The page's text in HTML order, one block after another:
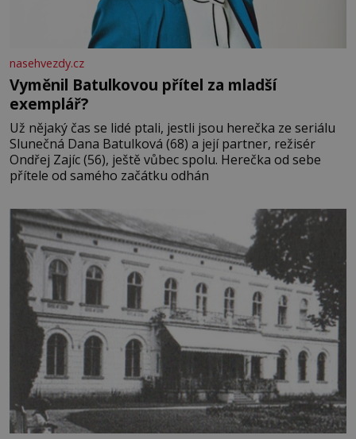
nasehvezdy.cz
Vyměnil Batulkovou přítel za mladší
exemplář?
Už nějaký čas se lidé ptali, jestli jsou herečka ze seriálu
Slunečná Dana Batulková (68) a její partner, režisér
Ondřej Zajíc (56), ještě vůbec spolu. Herečka od sebe
přítele od samého začátku odhán